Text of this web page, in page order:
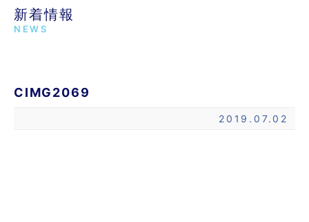
新着情報
NEWS
CIMG2069
2019.07.02